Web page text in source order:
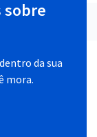
sobre
da sua
mora.